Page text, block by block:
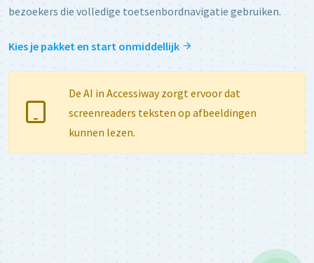
bezoekers die volledige toetsenbordnavigatie gebruiken.
Kies je pakket en start onmiddellijk
De AI in Accessiway zorgt ervoor dat
screenreaders teksten op afbeeldingen
kunnen lezen.